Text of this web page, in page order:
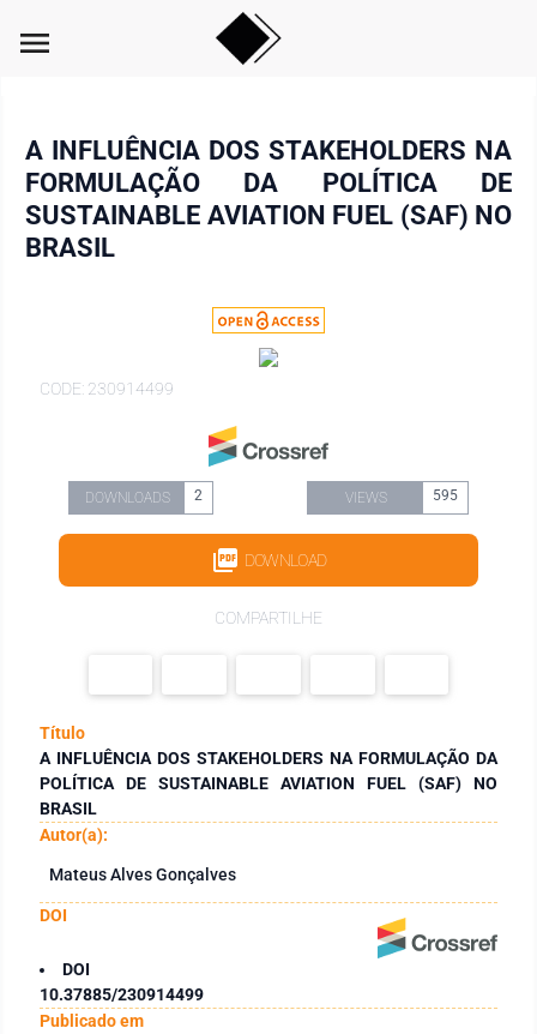
menu
A INFLUÊNCIA DOS STAKEHOLDERS NA
FORMULAÇÃO DA POLÍTICA DE
SUSTAINABLE AVIATION FUEL (SAF) NO
BRASIL
CODE: 230914499
DOWNLOADS 2 VIEWS 595
DOWNLOAD
COMPARTILHE
Título
A INFLUÊNCIA DOS STAKEHOLDERS NA FORMULAÇÃO DA
POLÍTICA DE SUSTAINABLE AVIATION FUEL (SAF) NO
BRASIL
Autor(a):
Mateus Alves Gonçalves
DOI
DOI
10.37885/230914499
Publicado em